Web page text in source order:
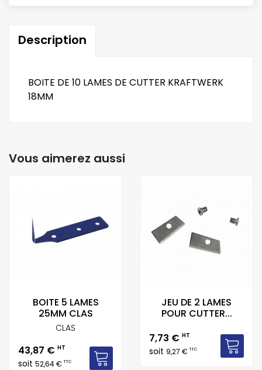
Description
BOITE DE 10 LAMES DE CUTTER KRAFTWERK
18MM
Vous aimerez aussi
BOITE 5 LAMES
25MM CLAS
CLAS
Prix
43,87 € HT
soit 52,64 €TTC
JEU DE 2 LAMES
POUR CUTTER...
Prix
7,73 € HT
soit 9,27 €TTC